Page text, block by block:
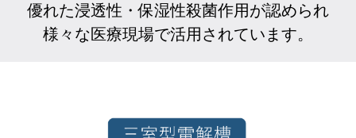
優れた浸透性・保湿性殺菌作用が認められ
様々な医療現場で活用されています。